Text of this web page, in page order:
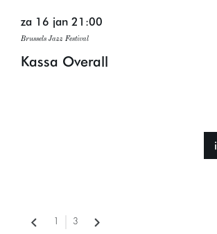
Kassa Overall
Brussels Jazz Festival
za 16 jan 21:00
1 3